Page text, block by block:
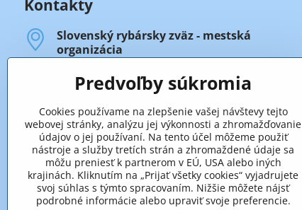
Kontakty
Slovenský rybársky zväz - mestská
organizácia
911 01 Trenčín
- prvý, druhý a štvrtý štvrtok v mesiaci:
od 13.00 hod. do 17.00 hod.
- tretí štvrtok v mesiaci:
od 13.00 hod. do 16.00 hod.
(od 16.00 hod. zasadá výbor SRZ-MsO).
Predvoľby súkromia
Cookies používame na zlepšenie vašej návštevy tejto
webovej stránky, analýzu jej výkonnosti a zhromažďovanie
údajov o jej používaní. Na tento účel môžeme použiť
nástroje a služby tretích strán a zhromaždené údaje sa
môžu preniesť k partnerom v EÚ, USA alebo iných
krajinách. Kliknutím na „Prijať všetky cookies“ vyjadrujete
svoj súhlas s týmto spracovaním. Nižšie môžete nájsť
podrobné informácie alebo upraviť svoje preferencie.